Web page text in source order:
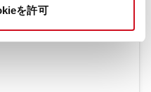
を許可
ントロールユニット（20